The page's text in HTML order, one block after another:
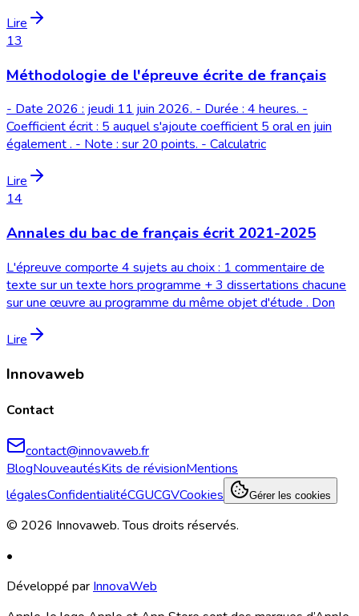
Lire
13
Méthodologie de l'épreuve écrite de français
- Date 2026 : jeudi 11 juin 2026. - Durée : 4 heures. -
Coefficient écrit : 5 auquel s'ajoute coefficient 5 oral en juin
également . - Note : sur 20 points. - Calculatric
Lire
14
Annales du bac de français écrit 2021-2025
L'épreuve comporte 4 sujets au choix : 1 commentaire de
texte sur un texte hors programme + 3 dissertations chacune
sur une œuvre au programme du même objet d'étude . Don
Lire
Innovaweb
Contact
contact@innovaweb.fr
BlogNouveautésKits de révisionMentions
légalesConfidentialitéCGUCGVCookies Gérer les cookies
© 2026 Innovaweb.Tous droits réservés.
•
Développé par InnovaWeb